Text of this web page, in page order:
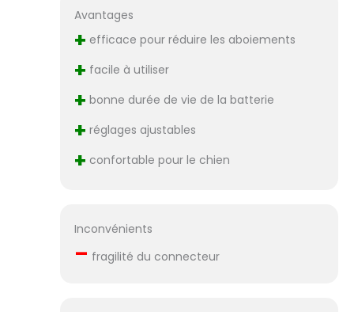
niveau sur 0 pour
rapide et durable :
le collier
aboiement pour
moyenne se
anti-aboiement
Avantages
+ efficace pour réduire les aboiements
+ facile à utiliser
+ bonne durée de vie de la batterie
+ réglages ajustables
+ confortable pour le chien
Inconvénients
– fragilité du connecteur